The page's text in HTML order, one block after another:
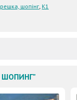
шопінг, К1
ШОПИНГ"